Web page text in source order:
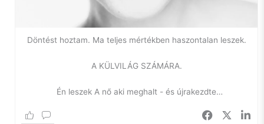
pusztán a napfénynek, vagy egy katicabogárnak, miért
tiszavirág-életűek az örömök az életemben.
Miért nem tudok a seggemen megülni, pihenni, önostorozás
marha zavaró egyébként. Leköltöztünk a rohanó
megtapasztalhassam, milyen a csend körülöttem. Erre nem
Döntést hoztam. Ma teljes mértékben haszontalan leszek.
A KÜLVILÁG SZÁMÁRA.
Én leszek A nő aki meghalt - és újrakezdte
Az univerzum alakítása alapján a mai napot úgy töltöm,